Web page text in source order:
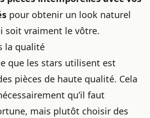
pour obtenir un look naturel
soit vraiment le vôtre.
la qualité
que les stars utilisent est
pièces de haute qualité. Cela
qu’il faut
mais plutôt choisir des